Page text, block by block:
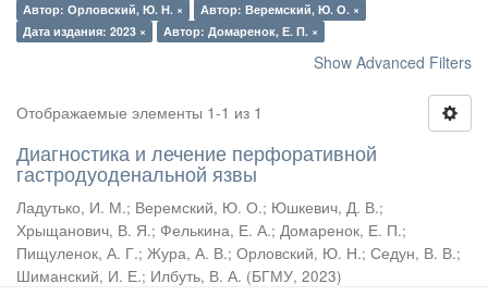
Автор: Орловский, Ю. Н. ×
Автор: Веремский, Ю. О. ×
Дата издания: 2023 ×
Автор: Домаренок, Е. П. ×
Show Advanced Filters
Отображаемые элементы 1-1 из 1
Диагностика и лечение перфоративной
гастродуоденальной язвы
Ладутько, И. М.; Веремский, Ю. О.; Юшкевич, Д. В.;
Хрыщанович, В. Я.; Фелькина, Е. А.; Домаренок, Е. П.;
Пищуленок, А. Г.; Жура, А. В.; Орловский, Ю. Н.; Седун, В. В.;
Шиманский, И. Е.; Илбуть, В. А. (БГМУ, 2023)